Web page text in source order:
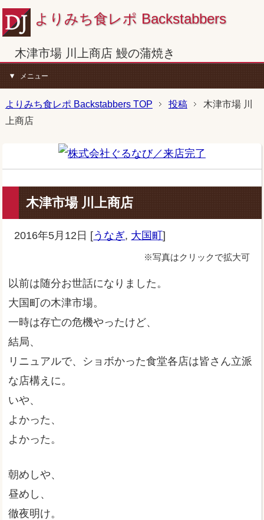
よりみち食レポ Backstabbers
木津市場 川上商店 鰻の蒲焼き
メニュー
よりみち食レポ Backstabbers TOP 投稿
木津市場 川
上商店
木津市場 川上商店
2016年5月12日 [うなぎ, 大国町]
※写真はクリックで拡大可
以前は随分お世話になりました。
大国町の木津市場。
一時は存亡の危機やったけど、
結局、
リニュアルで、ショボかった食堂各店は皆さん立派
な店構えに。
いや、
よかった、
よかった。
朝めしや、
昼めし、
徹夜明け。